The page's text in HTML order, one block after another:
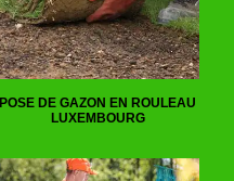
POSE DE GAZON EN ROULEAU
LUXEMBOURG